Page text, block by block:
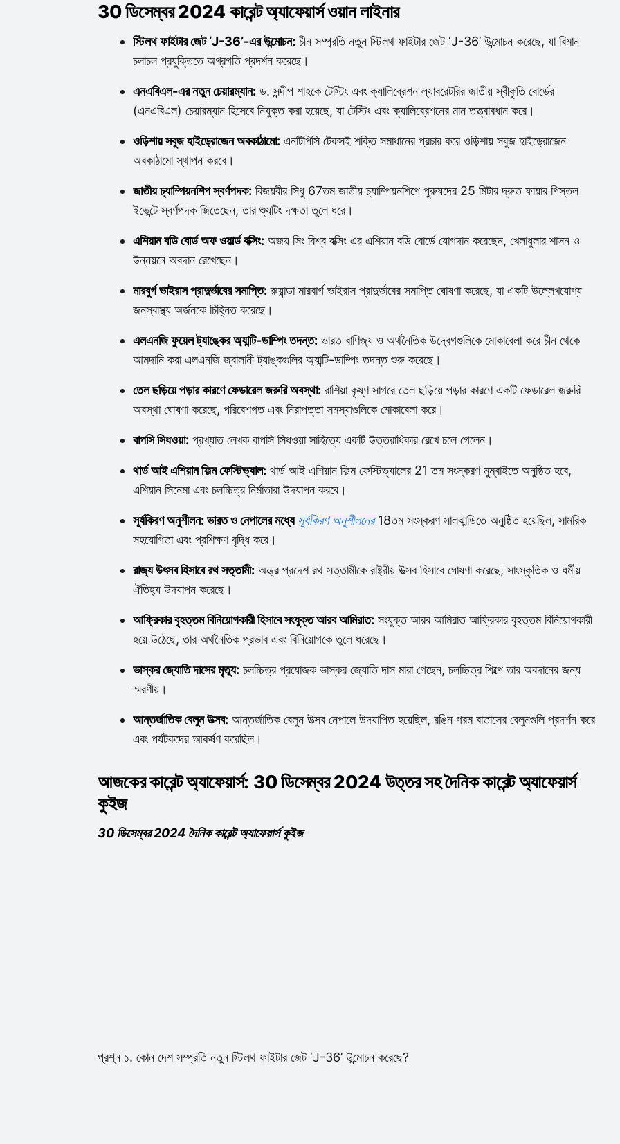
30 ডিসেম্বর 2024 কারেন্ট অ্যাফেয়ার্স ওয়ান লাইনার
স্টিলথ ফাইটার জেট ‘J-36’-এর উন্মোচন: চীন সম্প্রতি নতুন স্টিলথ ফাইটার জেট ‘J-36’ উন্মোচন করেছে, যা বিমান
চলাচল প্রযুক্তিতে অগ্রগতি প্রদর্শন করেছে।
এনএবিএল-এর নতুন চেয়ারম্যান: ড. সন্দীপ শাহকে টেস্টিং এবং ক্যালিব্রেশন ল্যাবরেটরির জাতীয় স্বীকৃতি বোর্ডের
(এনএবিএল) চেয়ারম্যান হিসেবে নিযুক্ত করা হয়েছে, যা টেস্টিং এবং ক্যালিব্রেশনের মান তত্ত্বাবধান করে।
ওড়িশায় সবুজ হাইড্রোজেন অবকাঠামো: এনটিপিসি টেকসই শক্তি সমাধানের প্রচার করে ওড়িশায় সবুজ হাইড্রোজেন
অবকাঠামো স্থাপন করবে।
জাতীয় চ্যাম্পিয়নশিপ স্বর্ণপদক: বিজয়বীর সিধু 67তম জাতীয় চ্যাম্পিয়নশিপে পুরুষদের 25 মিটার দ্রুত ফায়ার পিস্তল
ইভেন্টে স্বর্ণপদক জিতেছেন, তার শ্যুটিং দক্ষতা তুলে ধরে।
এশিয়ান বডি বোর্ড অফ ওয়ার্ল্ড বক্সিং: অজয় ​​সিং বিশ্ব বক্সিং এর এশিয়ান বডি বোর্ডে যোগদান করেছেন, খেলাধুলার শাসন ও
উন্নয়নে অবদান রেখেছেন।
মারবুর্গ ভাইরাস প্রাদুর্ভাবের সমাপ্তি: রুয়ান্ডা মারবার্গ ভাইরাস প্রাদুর্ভাবের সমাপ্তি ঘোষণা করেছে, যা একটি উল্লেখযোগ্য
জনস্বাস্থ্য অর্জনকে চিহ্নিত করেছে।
এলএনজি ফুয়েল ট্যাঙ্কের অ্যান্টি-ডাম্পিং তদন্ত: ভারত বাণিজ্য ও অর্থনৈতিক উদ্বেগগুলিকে মোকাবেলা করে চীন থেকে
আমদানি করা এলএনজি জ্বালানী ট্যাঙ্কগুলির অ্যান্টি-ডাম্পিং তদন্ত শুরু করেছে।
তেল ছড়িয়ে পড়ার কারণে ফেডারেল জরুরি অবস্থা: রাশিয়া কৃষ্ণ সাগরে তেল ছড়িয়ে পড়ার কারণে একটি ফেডারেল জরুরি
অবস্থা ঘোষণা করেছে, পরিবেশগত এবং নিরাপত্তা সমস্যাগুলিকে মোকাবেলা করে।
বাপসি সিধওয়া: প্রখ্যাত লেখক বাপসি সিধওয়া সাহিত্যে একটি উত্তরাধিকার রেখে চলে গেলেন।
থার্ড আই এশিয়ান ফিল্ম ফেস্টিভ্যাল: থার্ড আই এশিয়ান ফিল্ম ফেস্টিভ্যালের 21 তম সংস্করণ মুম্বাইতে অনুষ্ঠিত হবে,
এশিয়ান সিনেমা এবং চলচ্চিত্র নির্মাতারা উদযাপন করবে।
সূর্যকিরণ অনুশীলন: ভারত ও নেপালের মধ্যে সূর্যকিরণ অনুশীলনের18তম সংস্করণ সালঝান্ডিতে অনুষ্ঠিত হয়েছিল, সামরিক
সহযোগিতা এবং প্রশিক্ষণ বৃদ্ধি করে।
রাজ্য উৎসব হিসাবে রথ সত্তামী: অন্ধ্র প্রদেশ রথ সত্তামীকে রাষ্ট্রীয় উত্সব হিসাবে ঘোষণা করেছে, সাংস্কৃতিক ও ধর্মীয়
ঐতিহ্য উদযাপন করেছে।
আফ্রিকার বৃহত্তম বিনিয়োগকারী হিসাবে সংযুক্ত আরব আমিরাত: সংযুক্ত আরব আমিরাত আফ্রিকার বৃহত্তম বিনিয়োগকারী
হয়ে উঠেছে, তার অর্থনৈতিক প্রভাব এবং বিনিয়োগকে তুলে ধরেছে।
ভাস্কর জ্যোতি দাসের মৃত্যু: চলচ্চিত্র প্রযোজক ভাস্কর জ্যোতি দাস মারা গেছেন, চলচ্চিত্র শিল্পে তার অবদানের জন্য
স্মরণীয়।
আন্তর্জাতিক বেলুন উত্সব: আন্তর্জাতিক বেলুন উত্সব নেপালে উদযাপিত হয়েছিল, রঙিন গরম বাতাসের বেলুনগুলি প্রদর্শন করে
এবং পর্যটকদের আকর্ষণ করেছিল।
আজকের কারেন্ট অ্যাফেয়ার্স: 30 ডিসেম্বর 2024 উত্তর সহ দৈনিক কারেন্ট অ্যাফেয়ার্স
কুইজ
30 ডিসেম্বর 2024 দৈনিক কারেন্ট অ্যাফেয়ার্স কুইজ
প্রশ্ন ১. কোন দেশ সম্প্রতি নতুন স্টিলথ ফাইটার জেট ‘J-36’ উন্মোচন করেছে?